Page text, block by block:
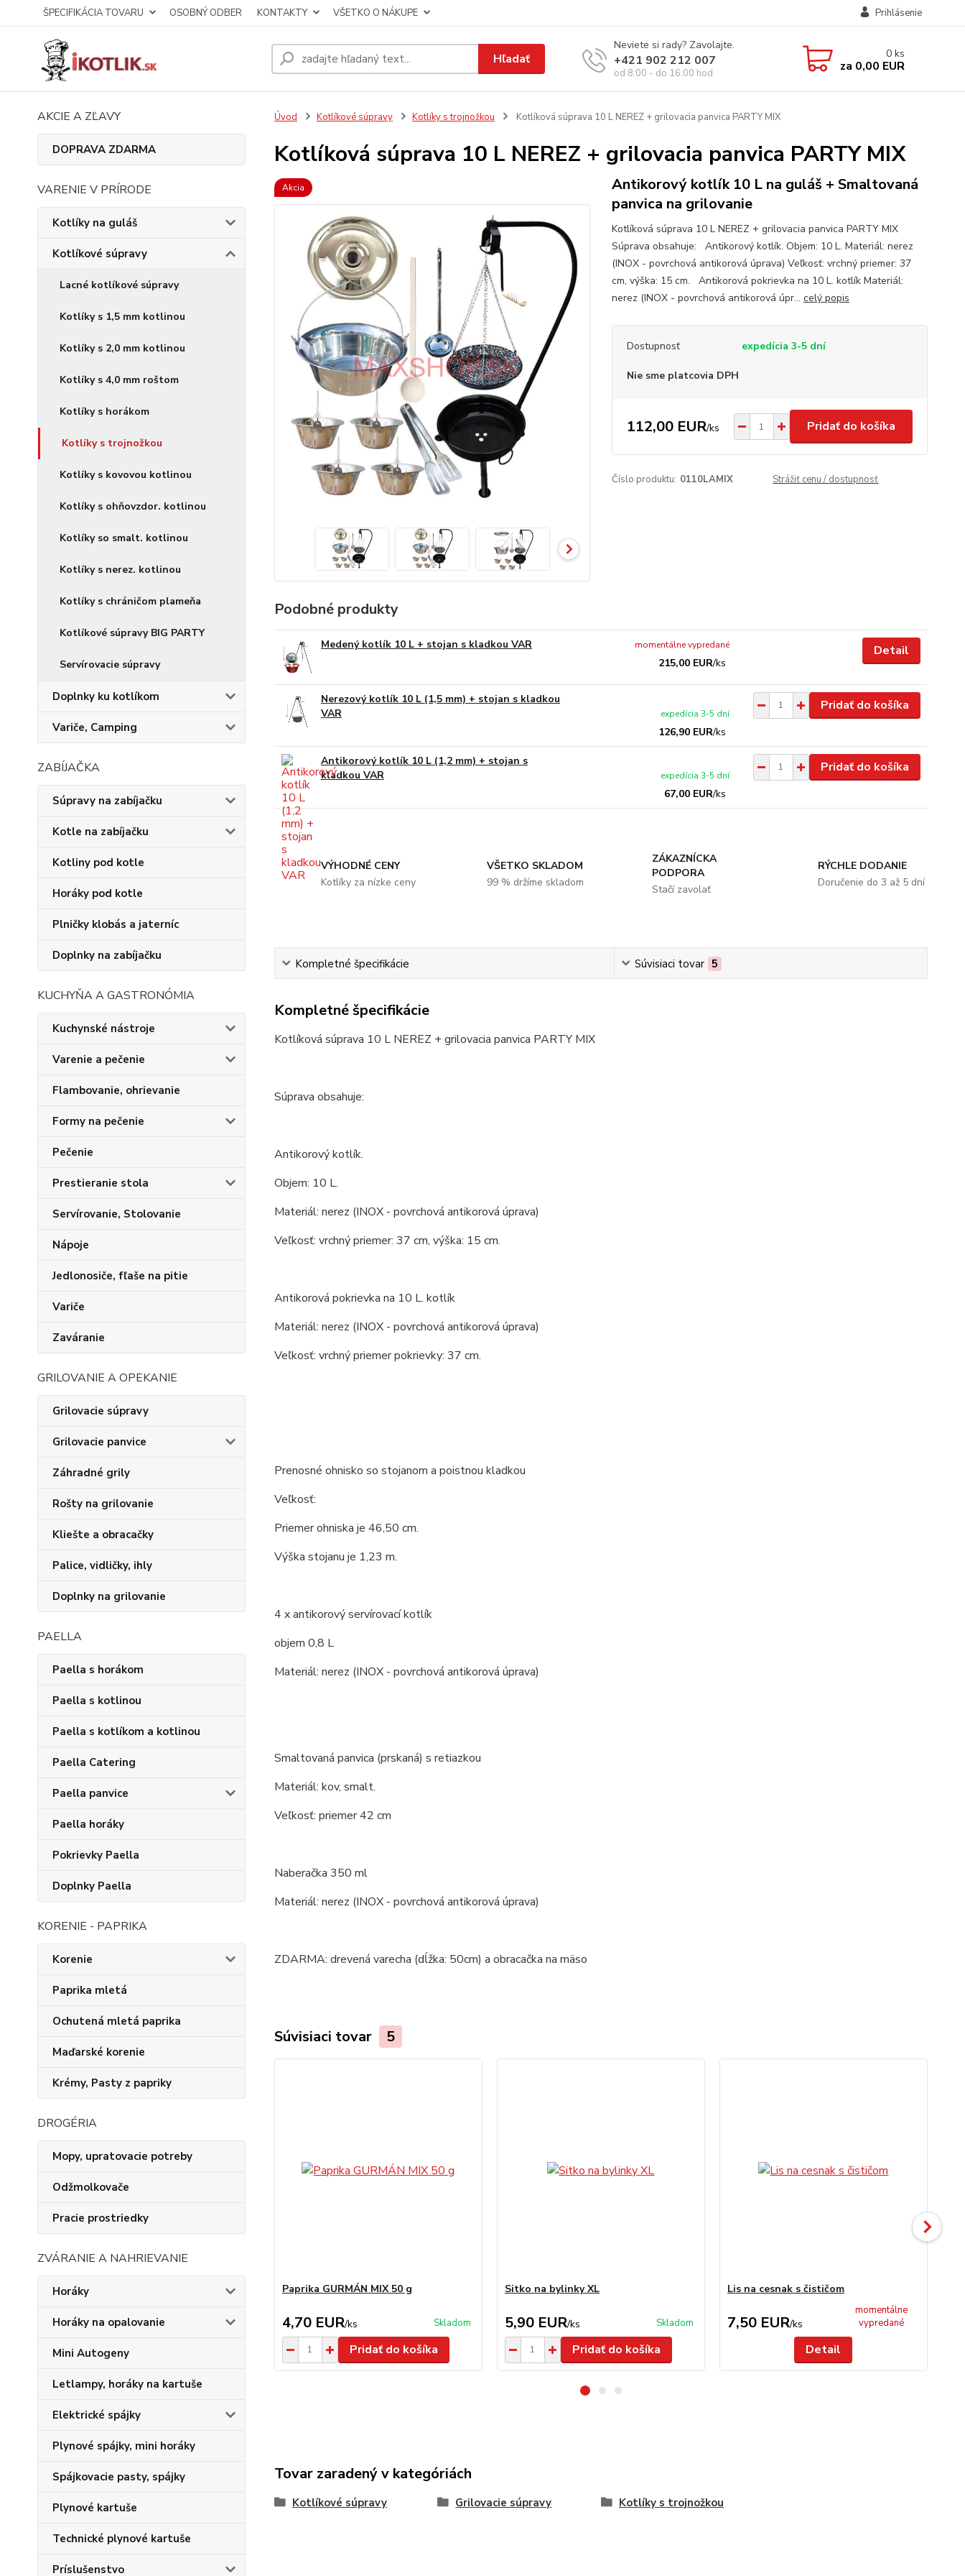
ŠPECIFIKÁCIA TOVARU OSOBNÝ ODBER KONTAKTY VŠETKO O NÁKUPE Prihlásenie
Hľadať
Neviete si rady? Zavolajte.
+421 902 212 007
od 8:00 - do 16:00 hod
0 ks
za 0,00 EUR
AKCIE A ZĽAVY
DOPRAVA ZDARMA
VARENIE V PRÍRODE
Kotlíky na guláš
Kotlíkové súpravy
Lacné kotlíkové súpravy
Kotlíky s 1,5 mm kotlinou
Kotlíky s 2,0 mm kotlinou
Kotlíky s 4,0 mm roštom
Kotlíky s horákom
Kotlíky s trojnožkou
Kotlíky s kovovou kotlinou
Kotlíky s ohňovzdor. kotlinou
Kotlíky so smalt. kotlinou
Kotlíky s nerez. kotlinou
Kotlíky s chráničom plameňa
Kotlíkové súpravy BIG PARTY
Servírovacie súpravy
Doplnky ku kotlíkom
Variče, Camping
ZABÍJAČKA
Súpravy na zabíjačku
Kotle na zabíjačku
Kotliny pod kotle
Horáky pod kotle
Plničky klobás a jaterníc
Doplnky na zabíjačku
KUCHYŇA A GASTRONÓMIA
Kuchynské nástroje
Varenie a pečenie
Flambovanie, ohrievanie
Formy na pečenie
Pečenie
Prestieranie stola
Servírovanie, Stolovanie
Nápoje
Jedlonosiče, fľaše na pitie
Variče
Zaváranie
GRILOVANIE A OPEKANIE
Grilovacie súpravy
Grilovacie panvice
Záhradné grily
Rošty na grilovanie
Kliešte a obracačky
Palice, vidličky, ihly
Doplnky na grilovanie
PAELLA
Paella s horákom
Paella s kotlinou
Paella s kotlíkom a kotlinou
Paella Catering
Paella panvice
Paella horáky
Pokrievky Paella
Doplnky Paella
KORENIE - PAPRIKA
Korenie
Paprika mletá
Ochutená mletá paprika
Maďarské korenie
Krémy, Pasty z papriky
DROGÉRIA
Mopy, upratovacie potreby
Odžmolkovače
Pracie prostriedky
ZVÁRANIE A NAHRIEVANIE
Horáky
Horáky na opalovanie
Mini Autogeny
Letlampy, horáky na kartuše
Elektrické spájky
Plynové spájky, mini horáky
Spájkovacie pasty, spájky
Plynové kartuše
Technické plynové kartuše
Príslušenstvo
Úvod Kotlíkové súpravy Kotlíky s trojnožkou Kotlíková súprava 10 L NEREZ + grilovacia panvica PARTY MIX
Kotlíková súprava 10 L NEREZ + grilovacia panvica PARTY MIX
Akcia
Antikorový kotlík 10 L na guláš + Smaltovaná
panvica na grilovanie
Kotlíková súprava 10 L NEREZ + grilovacia panvica PARTY MIX
Súprava obsahuje: Antikorový kotlík. Objem: 10 L. Materiál: nerez
(INOX - povrchová antikorová úprava) Veľkosť: vrchný priemer: 37
cm, výška: 15 cm. Antikorová pokrievka na 10 L. kotlík Materiál:
nerez (INOX - povrchová antikorová úpr... celý popis
Dostupnosť expedícia 3-5 dní
Nie sme platcovia DPH
112,00 EUR/ks Pridať do košíka
Číslo produktu: 0110LAMIX Strážiť cenu / dostupnosť
Podobné produkty
Medený kotlík 10 L + stojan s kladkou VAR
215,00 EUR/ks
momentálne vypredané Detail
Nerezový kotlík 10 L (1,5 mm) + stojan s kladkou
VAR
126,90 EUR/ks
expedícia 3-5 dní
Pridať do košíka
Antikorový kotlík 10 L (1,2 mm) + stojan s
kladkou VAR
67,00 EUR/ks
expedícia 3-5 dní
Pridať do košíka
VÝHODNÉ CENY
Kotlíky za nízke ceny
VŠETKO SKLADOM
99 % držíme skladom
ZÁKAZNÍCKA
PODPORA
Stačí zavolať
RÝCHLE DODANIE
Doručenie do 3 až 5 dní
Kompletné špecifikácie Súvisiaci tovar 5
Kompletné špecifikácie
Kotlíková súprava 10 L NEREZ + grilovacia panvica PARTY MIX
Súprava obsahuje:
Antikorový kotlík.
Objem: 10 L.
Materiál: nerez (INOX - povrchová antikorová úprava)
Veľkosť: vrchný priemer: 37 cm, výška: 15 cm.
Antikorová pokrievka na 10 L. kotlík
Materiál: nerez (INOX - povrchová antikorová úprava)
Veľkosť: vrchný priemer pokrievky: 37 cm.
Prenosné ohnisko so stojanom a poistnou kladkou
Veľkosť:
Priemer ohniska je 46,50 cm.
Výška stojanu je 1,23 m.
4 x antikorový servírovací kotlík
objem 0,8 L
Materiál: nerez (INOX - povrchová antikorová úprava)
Smaltovaná panvica (prskaná) s retiazkou
Materiál: kov, smalt.
Veľkosť: priemer 42 cm
Naberačka 350 ml
Materiál: nerez (INOX - povrchová antikorová úprava)
ZDARMA: drevená varecha (dĺžka: 50cm) a obracačka na mäso
Súvisiaci tovar 5
Paprika GURMÁN MIX 50 g
4,70 EUR/ks Skladom
Pridať do košíka
Sitko na bylinky XL
5,90 EUR/ks Skladom
Pridať do košíka
Lis na cesnak s čističom
7,50 EUR/ks
momentálne
vypredané
Detail
Tovar zaradený v kategóriách
Kotlíkové súpravy Grilovacie súpravy Kotlíky s trojnožkou